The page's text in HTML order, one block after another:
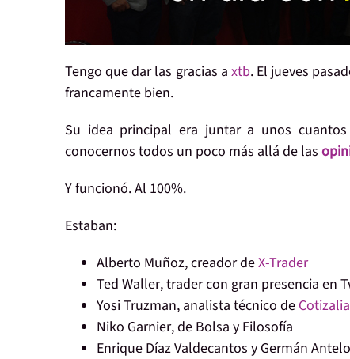
Tengo que dar las gracias a xtb. El jueves
francamente bien.
Su idea principal era juntar a unos
conocernos todos un poco más allá de las
Y funcionó. Al 100%.
Estaban:
Alberto Muñoz, creador deX-Trader
Ted Waller, trader con gran presencia en
Yosi Truzman, analista técnico de Cotizalia
Niko Garnier, de Bolsa y Filosofía
Enrique Díaz Valdecantos y Germán Antelo